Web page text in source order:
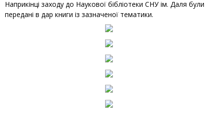
Наприкінці заходу до Наукової бібліотеки СНУ ім. Даля були
передані в дар книги із зазначеної тематики.